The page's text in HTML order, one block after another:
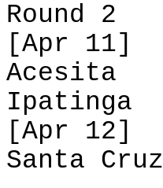
Round 2
[Apr 11]
Acesita
Ipatinga
[Apr 12]
Santa Cruz